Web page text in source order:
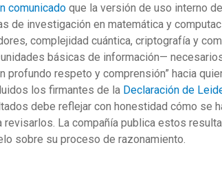
comunicado que la versión de uso interno
de investigación en matemática y
complejidad cuántica, criptografía y
básicas de información—
profundo respeto y comprensión” hacia
los firmantes de la Declaración de
debe reflejar con honestidad cómo se
revisarlos. La compañía publica estos
sobre su proceso de razonamiento.